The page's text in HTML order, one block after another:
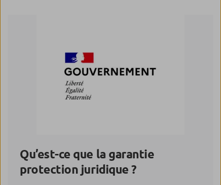
Qu’est-ce que la garantie
protection juridique ?